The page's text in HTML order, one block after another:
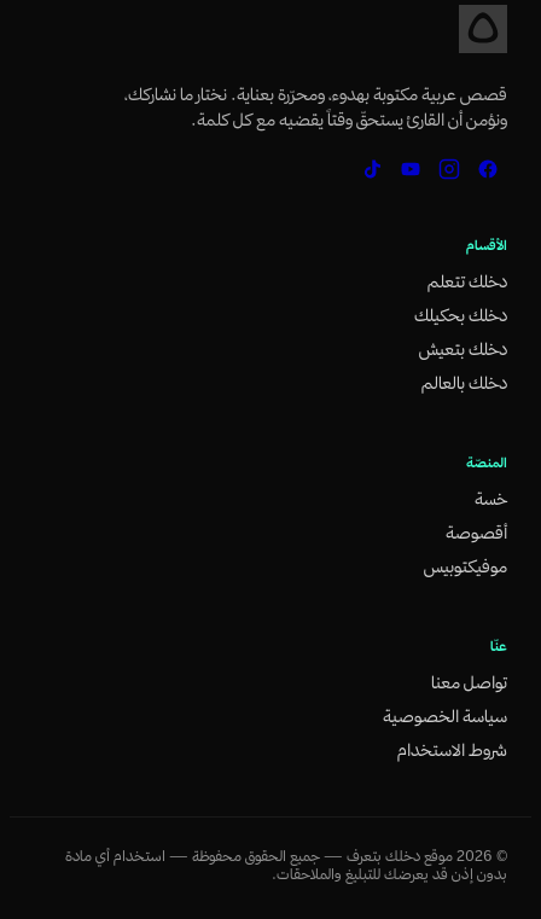
قصص عربية مكتوبة بهدوء، ومحرّرة بعناية. نختار ما نشاركك،
ونؤمن أن القارئ يستحقّ وقتاً يقضيه مع كل كلمة.
الأقسام
دخلك تتعلم
دخلك بحكيلك
دخلك بتعيش
دخلك بالعالم
المنصّة
خسة
أقصوصة
موفيكتوبيس
عنّا
تواصل معنا
سياسة الخصوصية
شروط الاستخدام
©
2026 موقع دخلك بتعرف — جميع الحقوق محفوظة — استخدام أي مادة
بدون إذن قد يعرضك للتبليغ والملاحقات.